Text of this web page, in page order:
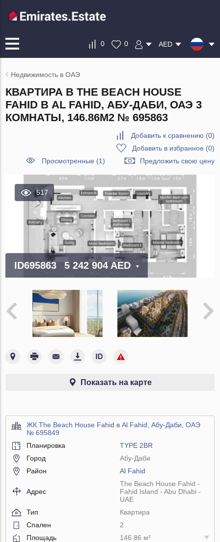
0 0 AED
Недвижимость в ОАЭ
КВАРТИРА В THE BEACH HOUSE
FAHID В AL FAHID, АБУ-ДАБИ, ОАЭ 3
КОМНАТЫ, 146.86М2 № 695863
Добавить к сравнению (0)
Добавить в избранное (0)
Просмотренные (1)
Предложить свою цену
517
ID695863 5 242 904 AED
Показать на карте
ЖК The Beach House Fahid в Al Fahid, Абу-Даби, ОАЭ
№ 695849
Планировка
TYPE 2BR
Город
Абу-Даби
Район
Al Fahid
Адрес
The Beach House Fahid -
Fahid Island - Abu Dhabi -
UAE
Тип
Квартира
Спален
2
Площадь
146.86 м²